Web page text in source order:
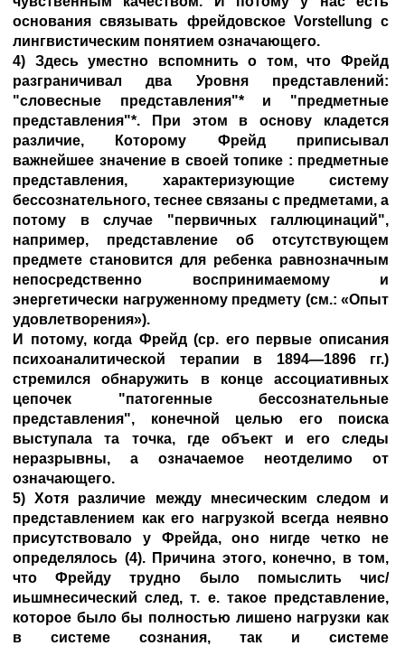
основания связывать фрейдовское Vorstellung с
лингвистическим понятием означающего.
4) Здесь уместно вспомнить о том, что Фрейд
разграничивал два Уровня представлений:
"словесные представления"* и "предметные
представления"*. При этом в основу кладется
различие, Которому Фрейд приписывал
важнейшее значение в своей топике : предметные
представления, характеризующие систему
бессознательного, теснее связаны с предметами, а
потому в случае "первичных галлюцинаций",
например, представление об отсутствующем
предмете становится для ребенка равнозначным
непосредственно воспринимаемому и
энергетически нагруженному предмету (см.: «Опыт
удовлетворения»).
И потому, когда Фрейд (ср. его первые описания
психоаналитической терапии в 1894—1896 гг.)
стремился обнаружить в конце ассоциативных
цепочек "патогенные бессознательные
представления", конечной целью его поиска
выступала та точка, где объект и его следы
неразрывны, а означаемое неотделимо от
означающего.
5) Хотя различие между мнесическим следом и
представлением как его нагрузкой всегда неявно
присутствовало у Фрейда, оно нигде четко не
определялось (4). Причина этого, конечно, в том,
что Фрейду трудно было помыслить чис/
иьшмнесический след, т. е. такое представление,
которое было бы полностью лишено нагрузки как
в системе сознания, так и системе